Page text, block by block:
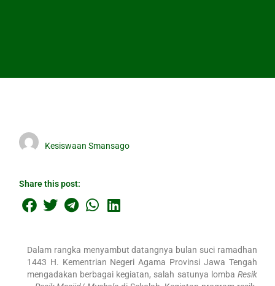
Kesiswaan Smansago
Share this post:
Dalam rangka menyambut datangnya bulan suci ramadhan
1443 H. Kementrian Negeri Agama Provinsi Jawa Tengah
mengadakan berbagai kegiatan, salah satunya lomba Resik